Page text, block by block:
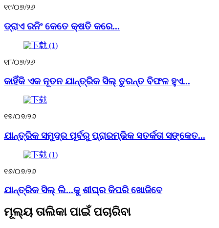
୧୯/୦୭/୨୬
ଡ୍ରାଏ ରନିଂ କେତେ କ୍ଷତି କରେ...
୧୮/୦୭/୨୬
କାହିଁକି ଏକ ନୂତନ ଯାନ୍ତ୍ରିକ ସିଲ୍ ତୁରନ୍ତ ବିଫଳ ହୁଏ...
୧୭/୦୭/୨୬
ଯାନ୍ତ୍ରିକ ସମୁଦ୍ର ପୂର୍ବରୁ ପ୍ରାରମ୍ଭିକ ସତର୍କତା ସଙ୍କେତ...
୧୬/୦୭/୨୬
ଯାନ୍ତ୍ରିକ ସିଲ୍ ଲି...କୁ ଶୀଘ୍ର କିପରି ଖୋଜିବେ
ମୂଲ୍ୟ ତାଲିକା ପାଇଁ ପଚାରିବା